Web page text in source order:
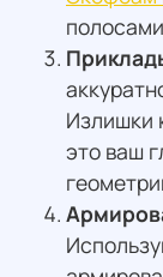
Излишки
это ваш